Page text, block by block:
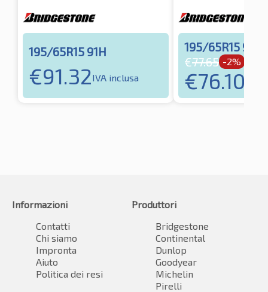
195/65R15 91H
€91.32IVA inclusa
195/65R15 91H
€77.65 -2%
€76.10
Informazioni
Contatti
Chi siamo
Impronta
Aiuto
Politica dei resi
Produttori
Bridgestone
Continental
Dunlop
Goodyear
Michelin
Pirelli